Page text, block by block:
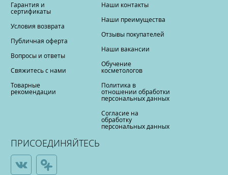
Гарантия и
сертификаты
Условия возврата
Публичная оферта
Вопросы и ответы
Свяжитесь с нами
Товарные
рекомендации
Наши контакты
Наши преимущества
Отзывы покупателей
Наши вакансии
Обучение
косметологов
Политика в
отношении обработки
персональных данных
Согласие на
обработку
персональных данных
ПРИСОЕДИНЯЙТЕСЬ